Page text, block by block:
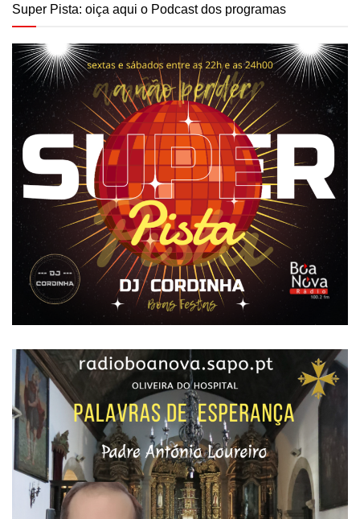
Super Pista: oiça aqui o Podcast dos programas